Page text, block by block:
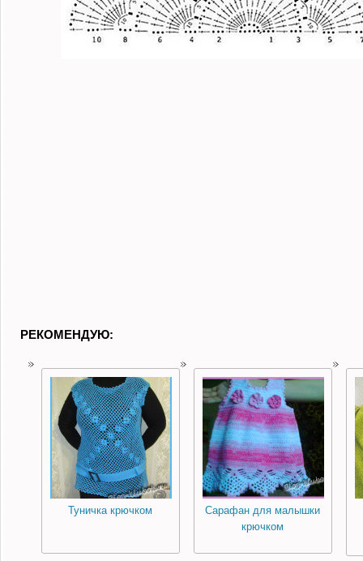
РЕКОМЕНДУЮ:
Туничка крючком
Сарафан для малышки
крючком